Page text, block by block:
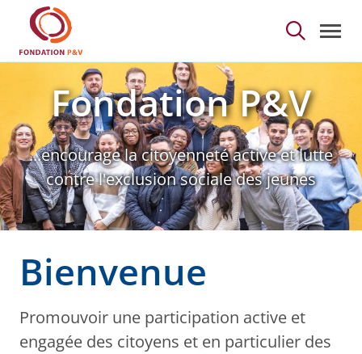
Saut au contenu principal
Home - Fondation
Fondation P&V
...encourage la citoyenneté active et lutte
contre l'exclusion sociale des jeunes
Bienvenue
Promouvoir une participation active et
engagée des citoyens et en particulier des